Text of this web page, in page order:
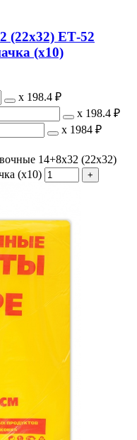
(22х32) ЕТ-52
(х10)
х 198.4 ₽
х 198.4 ₽
х 1984 ₽
14+8x32 (22х32)
(х10)